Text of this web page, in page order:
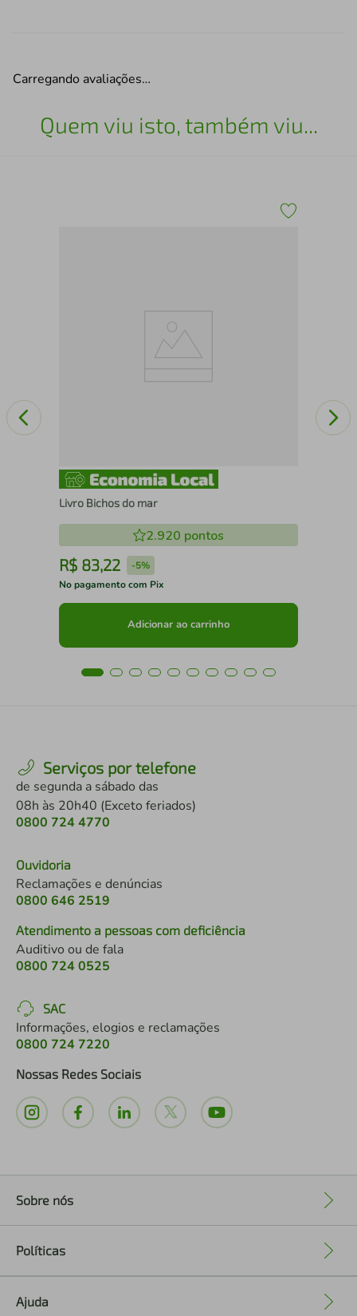
Carregando avaliações…
Quem viu isto, também viu...
Livro Bichos do mar
2.920 pontos
R$ 83,22 -5%
No pagamento com Pix
Adicionar ao carrinho
Serviços por telefone
de segunda a sábado das
08h às 20h40 (Exceto feriados)
0800 724 4770
Ouvidoria
Reclamações e denúncias
0800 646 2519
Atendimento a pessoas com deficiência
Auditivo ou de fala
0800 724 0525
SAC
Informações, elogios e reclamações
0800 724 7220
Nossas Redes Sociais
Sobre nós
Políticas
Ajuda